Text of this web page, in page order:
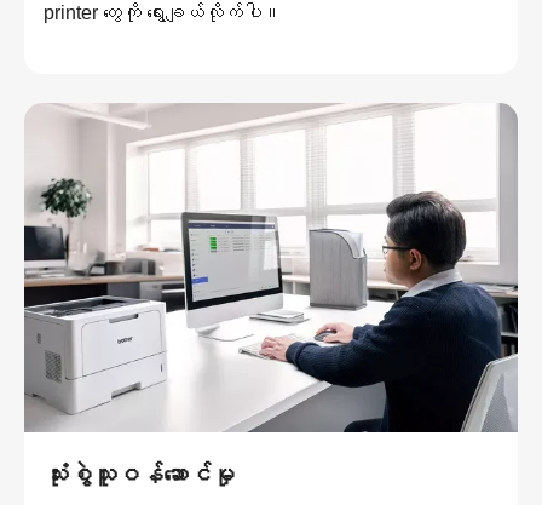
printer တွေကို ရွေးချယ်လိုက်ပါ။
သုံးစွဲသူဝန်ဆောင်မှု